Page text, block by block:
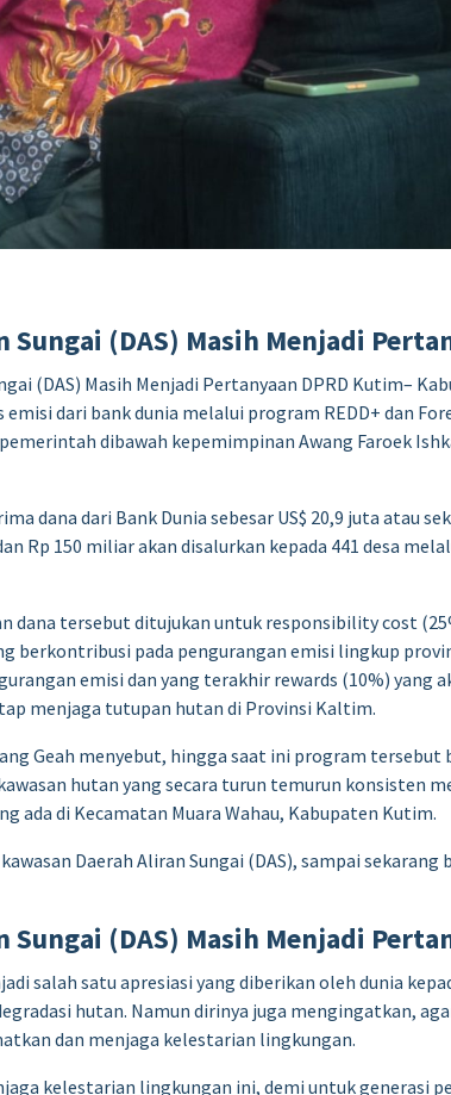
(DAS) Masih Menjadi
(DAS) Masih Menjadi Pertanyaan DPRD Kutim–
dari bank dunia melalui program REDD+ dan
dibawah kepemimpinan Awang Faroek
dari Bank Dunia sebesar US$ 20,9 juta atau
Rp 150 miliar akan disalurkan kepada 441 desa
dana tersebut ditujukan untuk responsibility cost
berkontribusi pada pengurangan emisi lingkup
emisi dan yang terakhir rewards (10%) yang
menjaga tutupan hutan di Provinsi Kaltim.
Geah menyebut, hingga saat ini program tersebut
hutan yang secara turun temurun konsisten
ada di Kecamatan Muara Wahau, Kabupaten Kutim.
Daerah Aliran Sungai (DAS), sampai sekarang
(DAS) Masih Menjadi
salah satu apresiasi yang diberikan oleh dunia
hutan. Namun dirinya juga mengingatkan,
dan menjaga kelestarian lingkungan.
kelestarian lingkungan ini, demi untuk generasi